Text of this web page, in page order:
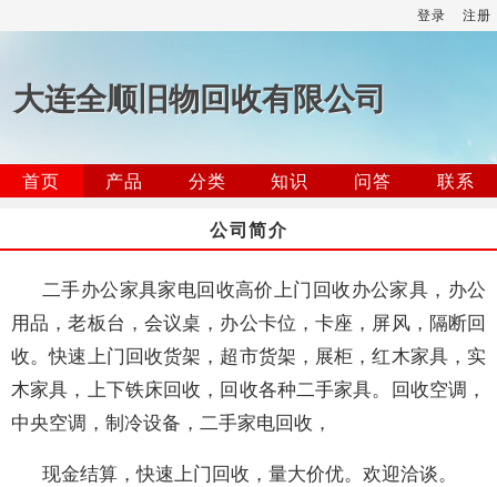
登录 注册
大连全顺旧物回收有限公司
首页 产品 分类 知识 问答
联系
公司简介
二手办公家具家电回收高价上门回收办公家具，办公
用品，老板台，会议桌，办公卡位，卡座，屏风，隔断回
收。快速上门回收货架，超市货架，展柜，红木家具，实
木家具，上下铁床回收，回收各种二手家具。回收空调，
中央空调，制冷设备，二手家电回收，
现金结算，快速上门回收，量大价优。欢迎洽谈。